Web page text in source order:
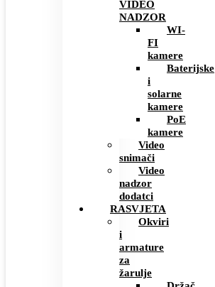
VIDEO
NADZOR
WI-
FI
kamere
Baterijske
i
solarne
kamere
PoE
kamere
Video
snimači
Video
nadzor
dodatci
RASVJETA
Okviri
i
armature
za
žarulje